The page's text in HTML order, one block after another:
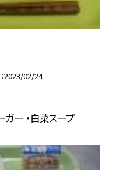
2023/02/24
ガー ・白菜スープ